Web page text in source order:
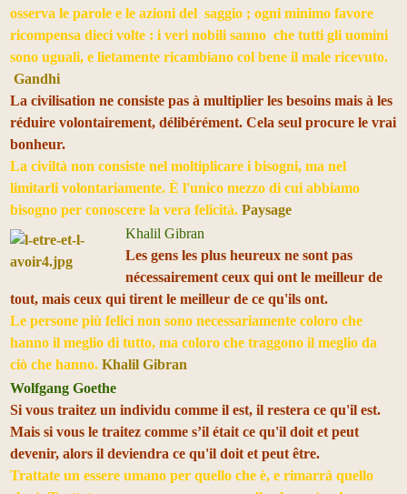
osserva le parole e le azioni del saggio ; ogni minimo favore
ricompensa dieci volte : i veri nobili sanno che tutti gli uomini
sono uguali, e lietamente ricambiano col bene il male ricevuto.
Gandhi
La civilisation ne consiste pas à multiplier les besoins mais à les
réduire volontairement, délibérément. Cela seul procure le vrai
bonheur.
La civiltà non consiste nel moltiplicare i bisogni, ma nel
limitarli volontariamente. È l'unico mezzo di cui abbiamo
bisogno per conoscere la vera felicità. Paysage
Khalil Gibran
Les gens les plus heureux ne sont pas
nécessairement ceux qui ont le meilleur de
tout, mais ceux qui tirent le meilleur de ce qu'ils ont.
Le persone più felici non sono necessariamente coloro che
hanno il meglio di tutto, ma coloro che traggono il meglio da
ciò che hanno. Khalil Gibran
Wolfgang Goethe
Si vous traitez un individu comme il est, il restera ce qu'il est.
Mais si vous le traitez comme s’il était ce qu'il doit et peut
devenir, alors il deviendra ce qu'il doit et peut être.
Trattate un essere umano per quello che è, e rimarrà quello